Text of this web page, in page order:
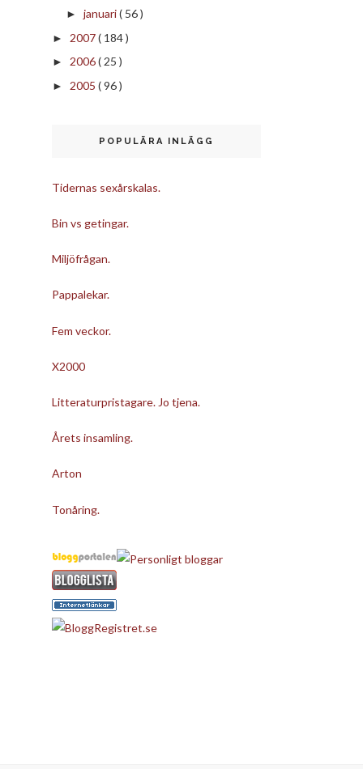
► januari( 56 )
► 2007( 184 )
► 2006( 25 )
► 2005 ( 96 )
POPULÄRA INLÄGG
Tidernas sexårskalas.
Bin vs getingar.
Miljöfrågan.
Pappalekar.
Fem veckor.
X2000
Litteraturpristagare. Jo tjena.
Årets insamling.
Arton
Tonåring.